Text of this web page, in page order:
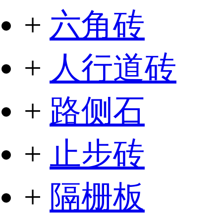
+ 六角砖
+ 人行道砖
+ 路侧石
+ 止步砖
+ 隔栅板